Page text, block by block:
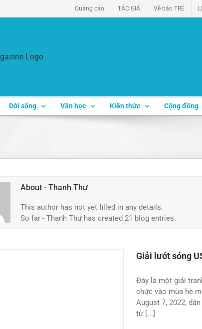
Quảng cáo TÁC GIẢ Về báo TRẺ
Đời sống Văn học Kiến thức Cộng đồng
About - Thanh Thư
This author has not yet filled in any details.
So far - Thanh Thư has created 21 blog entries.
Giải lướt sóng
Đây là một giải
chức vào mùa hè
August 7, 2022,
từ [...]